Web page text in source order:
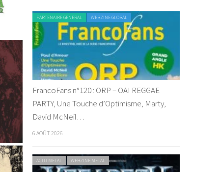
PARTENAIRE GENERAL WEBZINE GLOBAL
FrancoFans n°120 : ORP – OAI REGGAE
PARTY, Une Touche d’Optimisme, Marty,
David McNeil…
6 AOÛT 2026
ACTU METAL WEBZINE METAL